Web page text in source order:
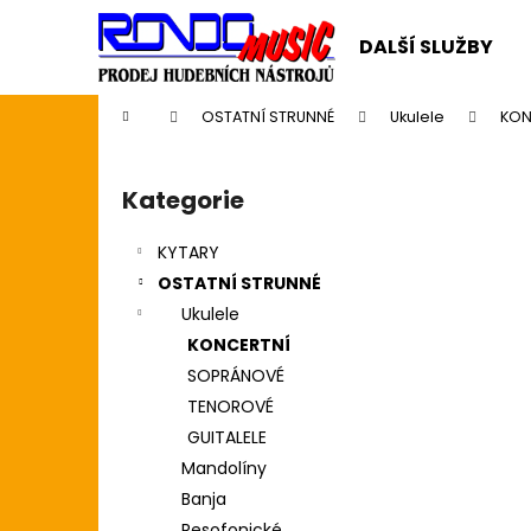
DALŠÍ SLUŽBY
Domů OSTATNÍ STRUNNÉ Ukulele
Přeskočit
kategorie
Kategorie
KYTARY
OSTATNÍ STRUNNÉ
Ukulele
KONCERTNÍ
SOPRÁNOVÉ
TENOROVÉ
GUITALELE
Mandolíny
Banja
í
Zpět
do
Zpět
do
CASIO CDP S110BK BEZ STOJANU